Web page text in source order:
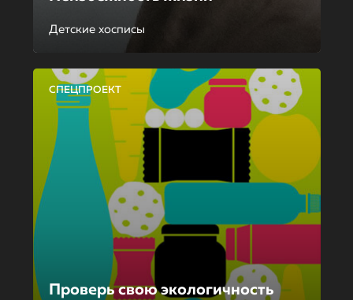
Детские хосписы
СПЕЦПРОЕКТ
Проверь свою экологичность